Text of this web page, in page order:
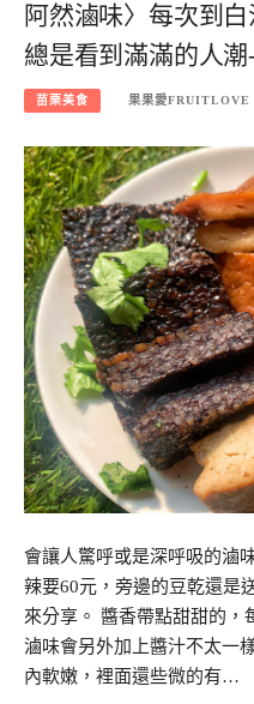
阿然滷味〉每次到
總是看到滿滿的人
苗栗美食 果果愛FRUITLOVE
會讓人驚呼或是深呼吸的滷
辣要60元，旁邊的豆乾還是
來分享。 醬香帶點甜甜的，
滷味會另外加上醬汁不太一
內軟嫩，裡面還些微的有…